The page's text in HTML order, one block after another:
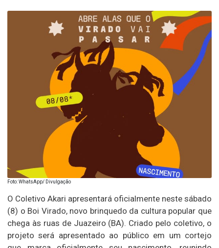
Foto: WhatsApp/ Divulgação
O Coletivo Akari apresentará oficialmente neste sábado
(8) o Boi Virado, novo brinquedo da cultura popular que
chega às ruas de Juazeiro (BA). Criado pelo coletivo, o
projeto será apresentado ao público em um cortejo